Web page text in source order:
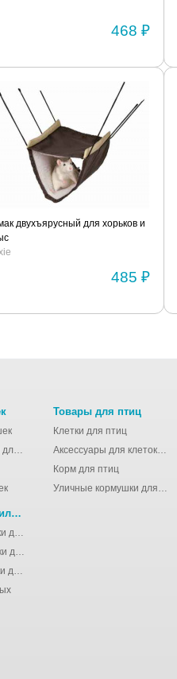
468 ₽
двухъярусный для хорьков и
485 ₽
Игровые комплексы для кошек
Товары для птиц
Клетки для птиц
Аксессуары для клеток для птиц
Корм для птиц
Уличные кормушки для птиц
Товары для реабилитации животных
Ветеринарные сумки для животных
Защитные воротники для животных
Инвалидные коляски для животных